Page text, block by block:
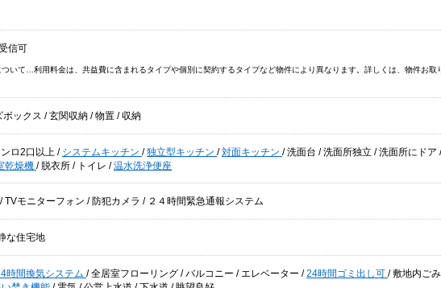
信可
いて…利用料金は、共益費に含まれるタイプや個別に契約するタイプなど物件により異なります。詳しくは、物件お取
ボックス /玄関収納 /物置 /収納
ンロ2口以上 / システムキッチン /独立型キッチン /対面キッチン /洗面台 /洗面所独立 /洗面所にドア
乾燥機 / 脱衣所 / トイレ /温水洗浄便座
/TVモニターフォン / 防犯カメラ / ２４時間緊急通報システム
な住宅地
時間換気システム /全居室フローリング /バルコニー / エレベーター /24時間ゴミ出し可 /敷地内ご